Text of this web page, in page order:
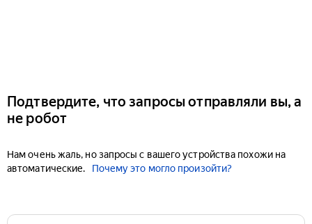
Подтвердите, что запросы отправляли вы, а
не робот
Нам очень жаль, но запросы с вашего устройства похожи на
автоматические.
Почему это могло произойти?